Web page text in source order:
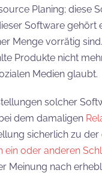
Planing; diese
Software
Menge vorrätig
Produkte nicht
Medien glaubt.
solcher
dem damaligen
sicherlich zu
ein oder anderen
Meinung nach